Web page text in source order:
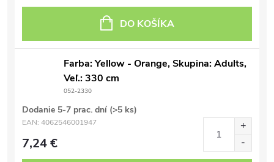
DO KOŠÍKA
Farba: Yellow - Orange, Skupina: Adults,
Veľ.: 330 cm
052-2330
Dodanie 5-7 prac. dní (>5 ks)
EAN: 4062546001947
7,24 €